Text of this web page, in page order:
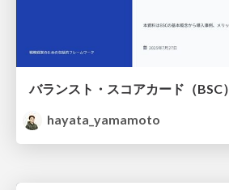
バランスト・スコアカード（BSC）
hayata_yamamoto